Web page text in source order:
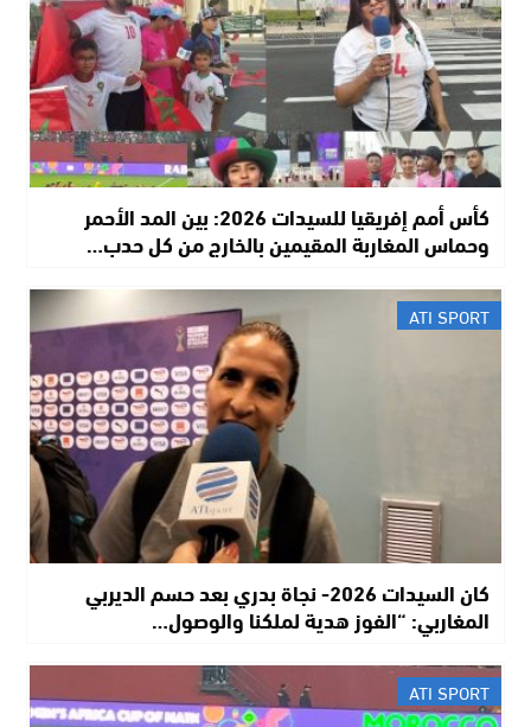
كأس أمم إفريقيا للسيدات 2026: بين المد الأحمر
وحماس المغاربة المقيمين بالخارج من كل حدب…
ATI SPORT
كان السيدات 2026- نجاة بدري بعد حسم الديربي
المغاربي: “الفوز هدية لملكنا والوصول…
ATI SPORT